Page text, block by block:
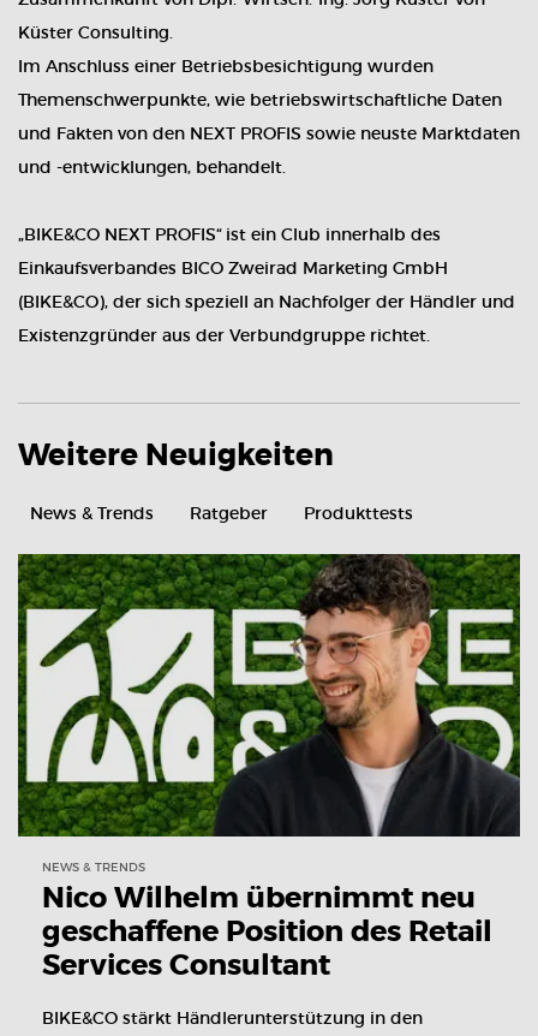
Küster Consulting.
Im Anschluss einer Betriebsbesichtigung wurden
Themenschwerpunkte, wie betriebswirtschaftliche Daten
und Fakten von den NEXT PROFIS sowie neuste Marktdaten
und -entwicklungen, behandelt.
„BIKE&CO NEXT PROFIS“ ist ein Club innerhalb des
Einkaufsverbandes BICO Zweirad Marketing GmbH
(BIKE&CO), der sich speziell an Nachfolger der Händler und
Existenzgründer aus der Verbundgruppe richtet.
Weitere Neuigkeiten
News & Trends Ratgeber Produkttests
NEWS & TRENDS
Nico Wilhelm übernimmt neu
geschaffene Position des Retail
Services Consultant
BIKE&CO stärkt Händlerunterstützung in den